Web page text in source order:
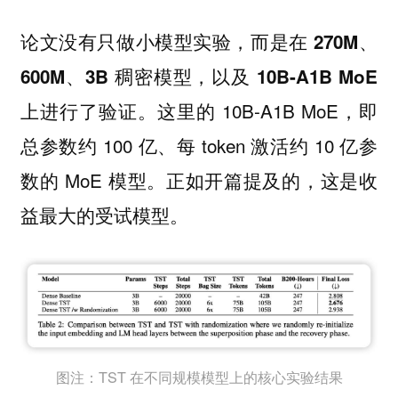
论文没有只做小模型实验，而是在270M、
600M、3B 稠密模型，以及 10B-A1B MoE
上进行了验证。这里的 10B-A1B MoE，即
总参数约 100 亿、每 token 激活约 10 亿参
数的 MoE 模型。正如开篇提及的，这是收
益最大的受试模型。
图注：TST 在不同规模模型上的核心实验结果